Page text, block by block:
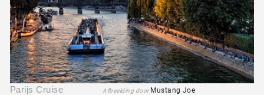
Parijs Cruise Afbeelding door Mustang Joe